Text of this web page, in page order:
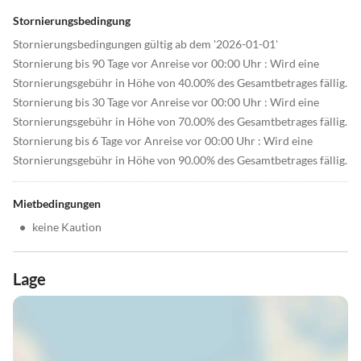
Stornierungsbedingung
Stornierungsbedingungen gültig ab dem '2026-01-01'
Stornierung bis 90 Tage vor Anreise vor 00:00 Uhr : Wird eine
Stornierungsgebühr in Höhe von 40.00% des Gesamtbetrages fällig.
Stornierung bis 30 Tage vor Anreise vor 00:00 Uhr : Wird eine
Stornierungsgebühr in Höhe von 70.00% des Gesamtbetrages fällig.
Stornierung bis 6 Tage vor Anreise vor 00:00 Uhr : Wird eine
Stornierungsgebühr in Höhe von 90.00% des Gesamtbetrages fällig.
Mietbedingungen
• keine Kaution
Lage